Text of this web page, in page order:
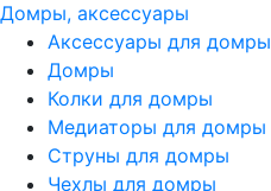
Домры, аксессуары
Аксессуары для домры
Домры
Колки для домры
Медиаторы для домры
Струны для домры
Чехлы для домры